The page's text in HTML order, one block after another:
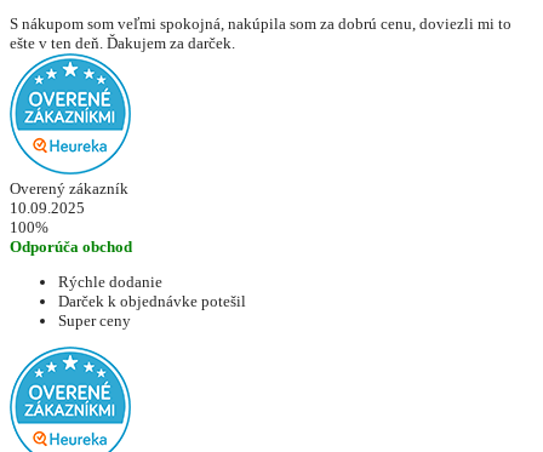
S nákupom som veľmi spokojná, nakúpila som za dobrú cenu, doviezli mi to
ešte v ten deň. Ďakujem za darček.
Overený zákazník
10.09.2025
100%
Odporúča obchod
Rýchle dodanie
Darček k objednávke potešil
Super ceny